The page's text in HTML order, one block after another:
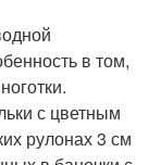
в том,
с цветным
рулонах 3 см